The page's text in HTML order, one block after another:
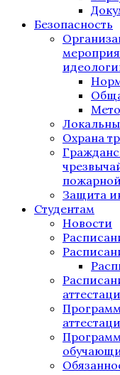
Безопасность
Охрана
Защита
Студентам
Новости